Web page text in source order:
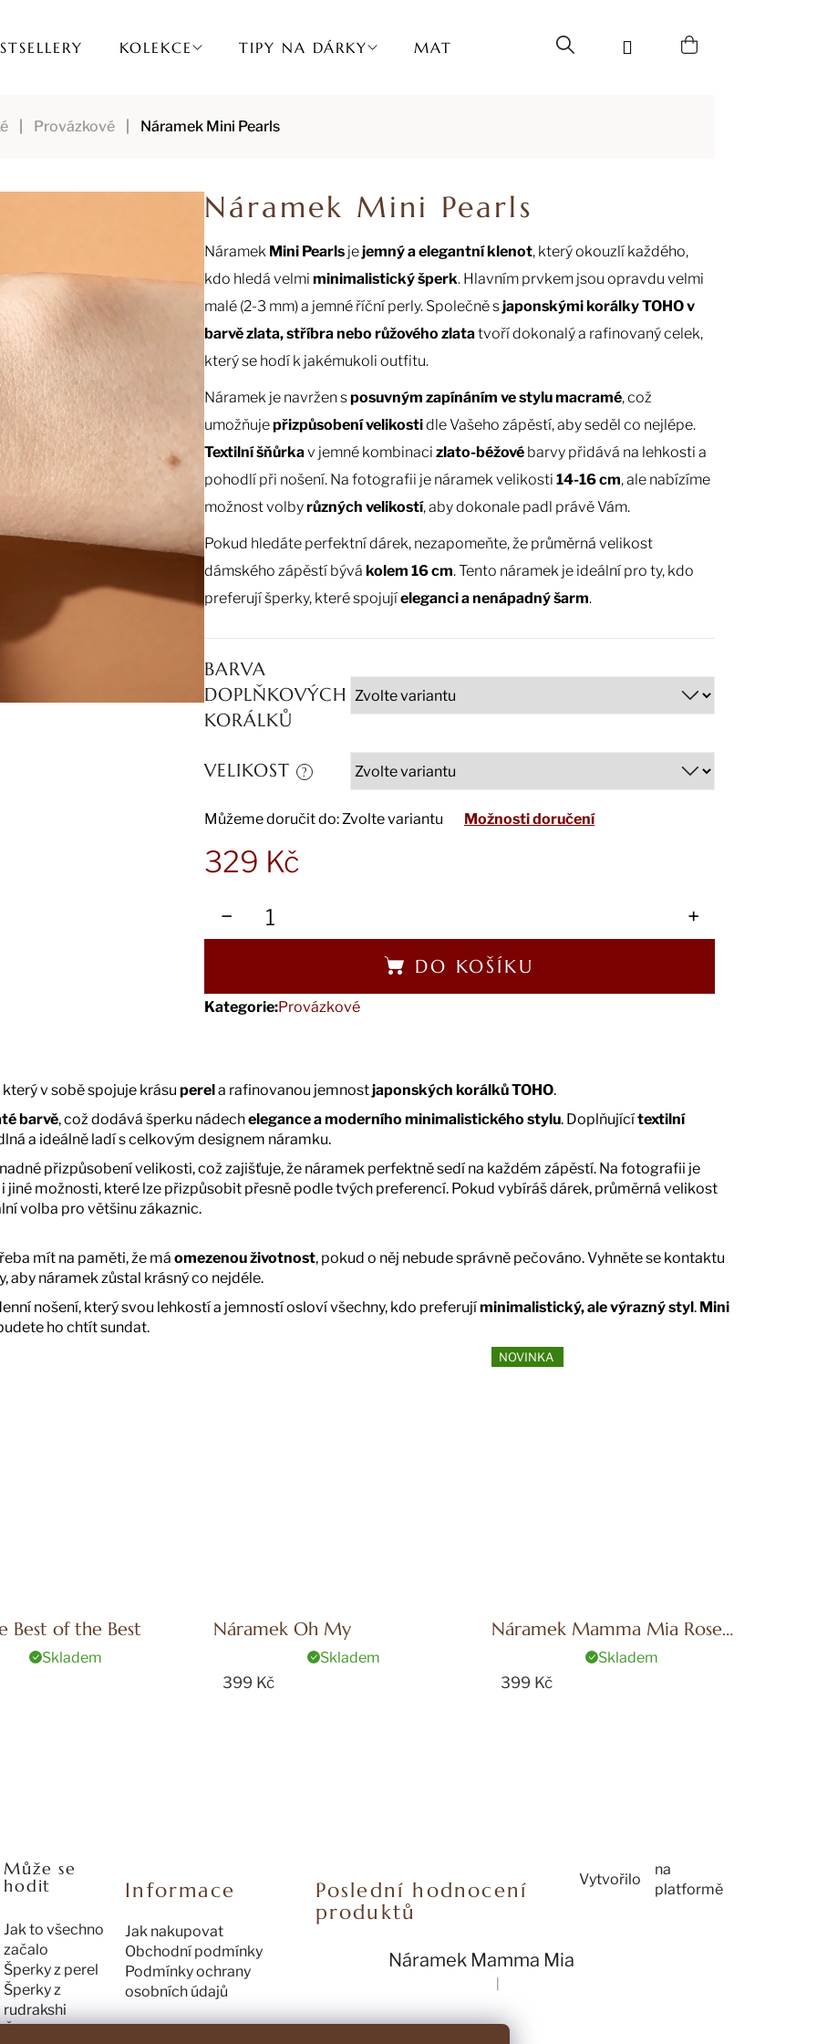
KOLEKCE TIPY NA DÁRKY MATERIÁL O NÁSHledatPřihlášeníNákupní
Provázkové Náramek Mini Pearls
Náramek Mini Pearls
Náramek Mini Pearls jejemný a elegantní klenot, který okouzlí každého,
kdo hledá velmi minimalistický šperk. Hlavním prvkem jsou opravdu velmi
malé (2-3 mm) a jemné říční perly. Společně sjaponskými korálky TOHO v
barvě zlata, stříbra nebo růžového zlatatvoří dokonalý a rafinovaný celek,
který se hodí k jakémukoli outfitu.
Náramek je navržen sposuvným zapínáním ve stylu macramé, což
umožňujepřizpůsobení velikostidle Vašeho zápěstí, aby seděl co nejlépe.
Textilní šňůrkav jemné kombinaci zlato-béžové barvy přidává na lehkosti a
pohodlí při nošení. Na fotografii je náramek velikosti 14-16 cm, ale nabízíme
možnost volbyrůzných velikostí, aby dokonale padl právě Vám.
Pokud hledáte perfektní dárek, nezapomeňte, že průměrná velikost
dámského zápěstí bývá kolem 16 cm. Tento náramek je ideální pro ty, kdo
preferují šperky, které spojujíeleganci a nenápadný šarm.
BARVA
DOPLŇKOVÝCH
KORÁLKŮ
VELIKOST ?
Můžeme doručit do:Zvolte variantu Možnosti doručení
329 Kč
+
−
DO KOŠÍKU
Kategorie:Provázkové
v sobě spojuje krásu perela rafinovanou jemnostjaponských korálků TOHO.
barvě, což dodává šperku nádechelegance a moderního minimalistického stylu. Doplňujícítextilní
a ideálně ladí s celkovým designem náramku.
přizpůsobení velikosti, což zajišťuje, že náramek perfektně sedí na každém zápěstí. Na fotografii je
i jiné možnosti, které lze přizpůsobit přesně podle tvých preferencí. Pokud vybíráš dárek, průměrná velikost
volba pro většinu zákaznic.
mít na paměti, že má omezenou životnost, pokud o něj nebude správně pečováno. Vyhněte se kontaktu
náramek zůstal krásný co nejdéle.
nošení, který svou lehkostí a jemností osloví všechny, kdo preferujíminimalistický, ale výrazný styl. Mini
ho chtít sundat.
Best of the Best
Skladem
Náramek Oh My
Skladem
399 Kč
NOVINKA
Náramek Mamma Mia Rose
Skladem
399 Kč
Může se
hodit
Jak to všechno
začalo
Šperky z perel
Šperky z
rudrakshi
Často se ptáte
Informace
Jak nakupovat
Obchodní podmínky
Podmínky ochrany
osobních údajů
Poslední hodnocení
produktů
Náramek Mamma Mia
Hodnocení produktu je 4 z 5 hvězdiček.
Vytvořilo
na
platformě